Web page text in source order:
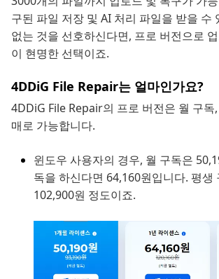
구된 파일 저장 및 AI 처리 파일을 받을 수
없는 것을 선호하신다면, 프로 버전으로
이 현명한 선택이죠.
4DDiG File Repair는 얼마인가요?
4DDiG File Repair의 프로 버전은 월 구독
매로 가능합니다.
윈도우 사용자의 경우, 월 구독은
독을 하신다면 64,160원입니다. 평생
102,900원 정도이죠.